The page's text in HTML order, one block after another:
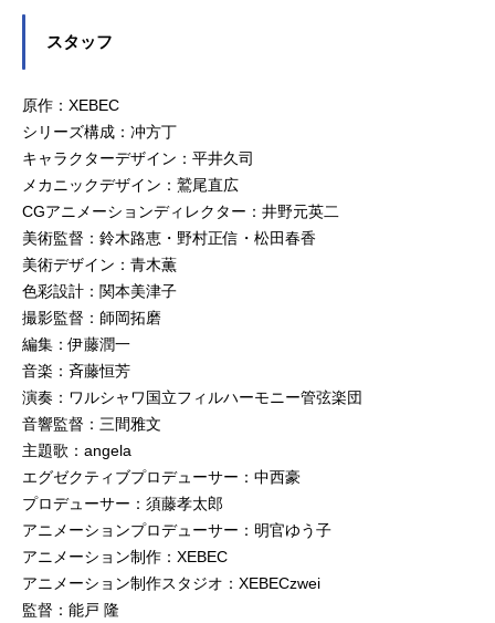
スタッフ
原作：XEBEC
シリーズ構成：冲方丁
キャラクターデザイン：平井久司
メカニックデザイン：鷲尾直広
CGアニメーションディレクター：井野元英二
美術監督：鈴木路恵・野村正信・松田春香
美術デザイン：青木薫
色彩設計：関本美津子
撮影監督：師岡拓磨
編集：伊藤潤一
音楽：斉藤恒芳
演奏：ワルシャワ国立フィルハーモニー管弦楽団
音響監督：三間雅文
主題歌：angela
エグゼクティブプロデューサー：中西豪
プロデューサー：須藤孝太郎
アニメーションプロデューサー：明官ゆう子
アニメーション制作：XEBEC
アニメーション制作スタジオ：XEBECzwei
監督：能戸 隆